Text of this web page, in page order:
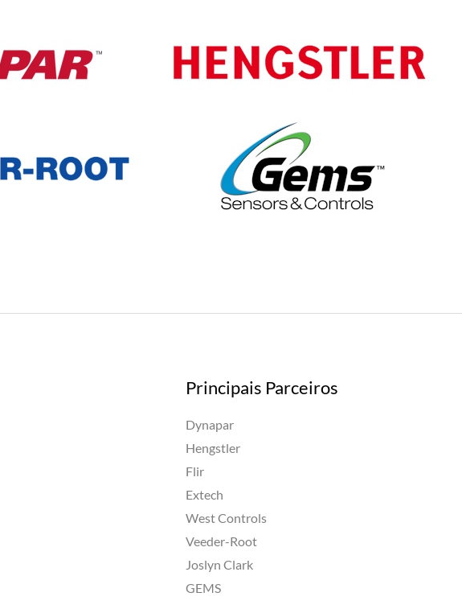
Principais Parceiros
Dynapar
Hengstler
Flir
Extech
West Controls
Veeder-Root
Joslyn Clark
GEMS